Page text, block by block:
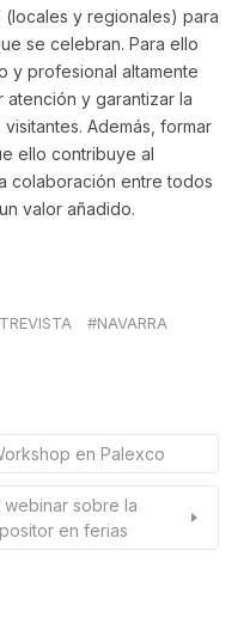
y regionales) para
se celebran. Para ello
y profesional altamente
y garantizar la
Además, formar
ello contribuye al
colaboración entre todos
valor añadido.
NAVARRA
en Palexco
webinar sobre la
en ferias